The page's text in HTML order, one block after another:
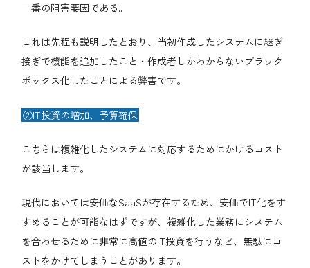
一番の阻害要因である。
これは先程も説明したとおり、当初作成したシステムに継ぎ
接ぎで機能を追加したこと・作成者しかわからないブラック
ボックス化したことによる弊害です。
②IT投資の増加、予算確保
こちらは複雑化したシステムに対応するためにかけるコスト
が該当します。
現代においては安価なSaaSが存在するため、安価でIT化をす
すめることが可能なはずですが、複雑化した業務にシステム
を合わせるために非常に高値のIT投資を行うなど、無駄にコ
ストをかけてしまうことがあります。